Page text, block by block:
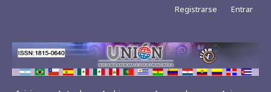
Registrarse Entrar